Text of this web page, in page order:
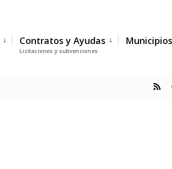
Contratos y Ayudas
Licitaciones y subvenciones
Municipios